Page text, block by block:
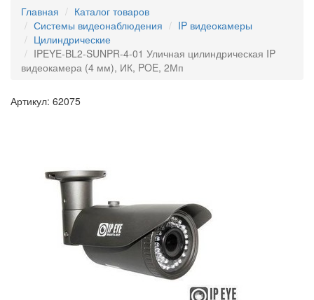
Главная
Каталог товаров
Системы видеонаблюдения
IP видеокамеры
Цилиндрические
IPEYE-BL2-SUNPR-4-01 Уличная цилиндрическая IP
видеокамера (4 мм), ИК, POE, 2Мп
Артикул: 62075